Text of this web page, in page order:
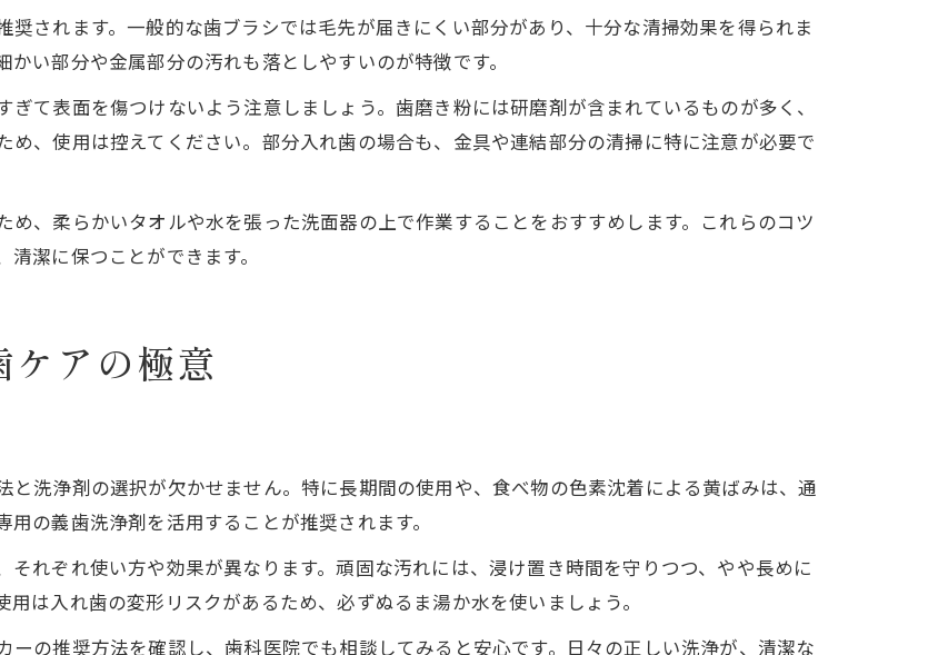
されます。一般的な歯ブラシでは毛先が届きにくい部分があり、十分な清掃効果を得られま
い部分や金属部分の汚れも落としやすいのが特徴です。
て表面を傷つけないよう注意しましょう。歯磨き粉には研磨剤が含まれているものが多く、
、使用は控えてください。部分入れ歯の場合も、金具や連結部分の清掃に特に注意が必要で
、柔らかいタオルや水を張った洗面器の上で作業することをおすすめします。これらのコツ
潔に保つことができます。
ケアの極意
洗浄剤の選択が欠かせません。特に長期間の使用や、食べ物の色素沈着による黄ばみは、通
の義歯洗浄剤を活用することが推奨されます。
れぞれ使い方や効果が異なります。頑固な汚れには、浸け置き時間を守りつつ、やや長めに
は入れ歯の変形リスクがあるため、必ずぬるま湯か水を使いましょう。
の推奨方法を確認し、歯科医院でも相談してみると安心です。日々の正しい洗浄が、清潔な